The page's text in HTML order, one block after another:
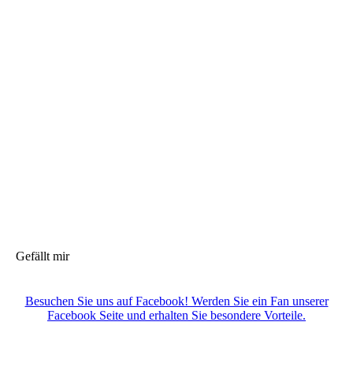
Gefällt mir
Besuchen Sie uns auf Facebook! Werden Sie ein Fan unserer
Facebook Seite und erhalten Sie besondere Vorteile.